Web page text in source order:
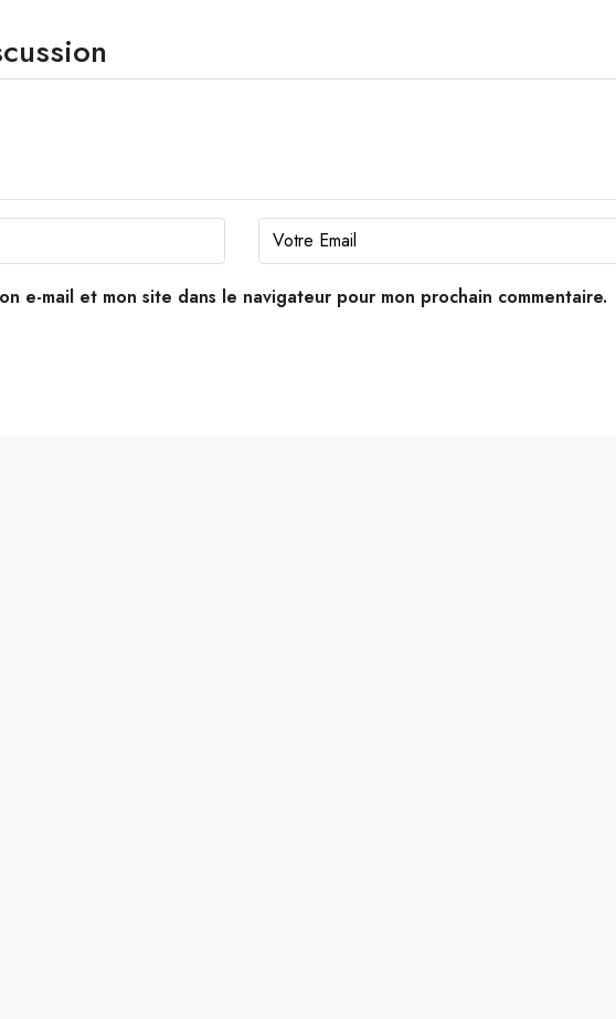
e-mail et mon site dans le navigateur pour mon prochain commentaire.